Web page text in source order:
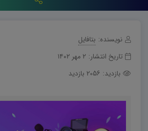
نویسنده: بتافایل
تاریخ انتشار: ۲ مهر ۱۴۰۲
بازدید: 2056 بازدید